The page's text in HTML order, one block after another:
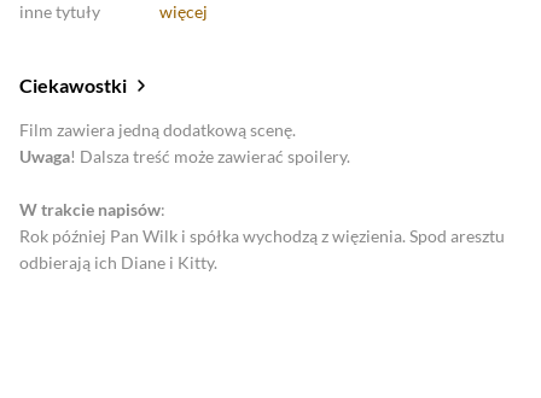
inne tytuły
więcej
Ciekawostki
Film zawiera jedną dodatkową scenę.
Uwaga! Dalsza treść może zawierać spoilery.
W trakcie napisów:
Rok później Pan Wilk i spółka wychodzą z więzienia. Spod aresztu
odbierają ich Diane i Kitty.